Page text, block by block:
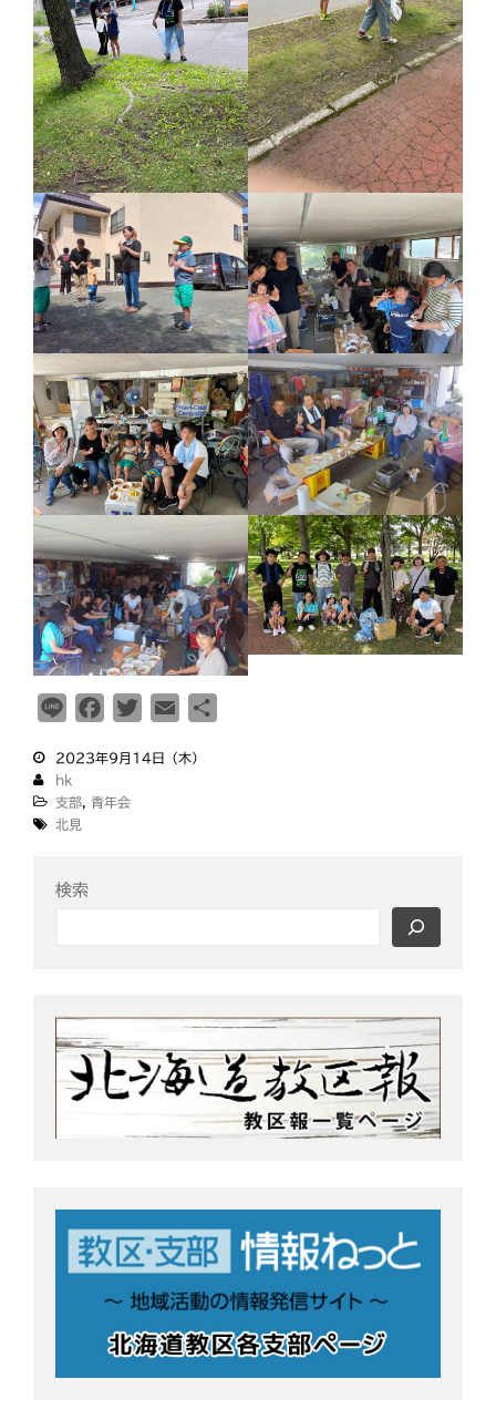
ようぼく一斉活動日
上川 余市 倶知安 八雲
函館 動画 北見 十勝
千恵広 南空知 天塩
天理時報 天龍 天龍支部
子ども食堂 宗谷 室蘭
富良野 小樽 教区報
教区祭 教誨師 日高 旭川
札幌 札幌中南
札幌北西 札幌東
札幌白豊 渡島
災救通信 献血 空知
紋別 網走 苫小牧 釧根
n
e
c
e
i
a
2023年9月14日（木）
hk
支部
青年会
北見
検索